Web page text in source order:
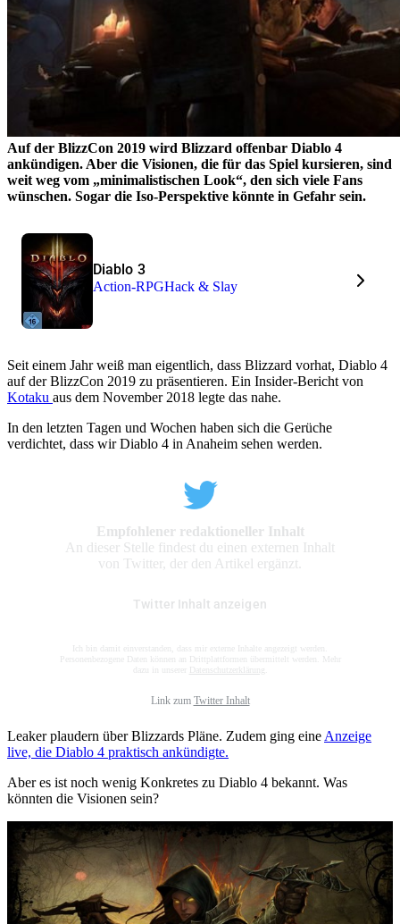
Auf der BlizzCon 2019 wird Blizzard offenbar Diablo 4
ankündigen. Aber die Visionen, die für das Spiel kursieren, sind
weit weg vom „minimalistischen Look“, den sich viele Fans
wünschen. Sogar die Iso-Perspektive könnte in Gefahr sein.
Diablo 3
Action-RPGHack & Slay
Seit einem Jahr weiß man eigentlich, dass Blizzard vorhat, Diablo 4
auf der BlizzCon 2019 zu präsentieren. Ein Insider-Bericht von
Kotaku aus dem November 2018 legte das nahe.
In den letzten Tagen und Wochen haben sich die Gerüche
verdichtet, dass wir Diablo 4 in Anaheim sehen werden.
Empfohlener redaktioneller Inhalt
An dieser Stelle findest du einen externen Inhalt
von Twitter, der den Artikel ergänzt.
Twitter Inhalt anzeigen
Ich bin damit einverstanden, dass mir externe Inhalte angezeigt werden.
Personenbezogene Daten können an Drittplattformen übermittelt werden. Mehr
Datenschutzerklärung
Link zum Twitter Inhalt
Leaker plaudern über Blizzards Pläne. Zudem ging eine Anzeige
live, die Diablo 4 praktisch ankündigte.
Aber es ist noch wenig Konkretes zu Diablo 4 bekannt. Was
könnten die Visionen sein?